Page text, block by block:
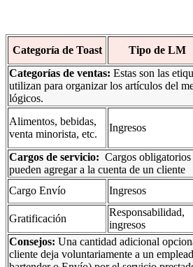
Categoría de Toast Tipo de LM
Categorías de ventas: Estas son las
utilizan para organizar los artículos del
lógicos.
Alimentos, bebidas,
venta minorista, etc.
Ingresos
Cargos de servicio: Cargos
pueden agregar a la cuenta de un cliente
Cargo Envío
Ingresos
Gratificación
Responsabilidad,
ingresos
Consejos: Una cantidad adicional
cliente deja voluntariamente a un